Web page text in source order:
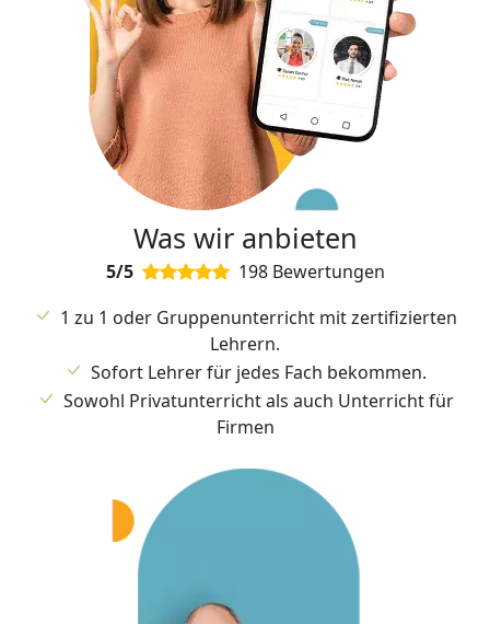
Was wir anbieten
5/5
198 Bewertungen
1 zu 1 oder Gruppenunterricht mit zertifizierten
Lehrern.
Sofort Lehrer für jedes Fach bekommen.
Sowohl Privatunterricht als auch Unterricht für
Firmen